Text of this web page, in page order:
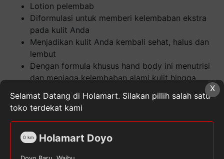
Lotion pelembab
Diformulasi untuk memberi kelembaban ekstra
pada kulit Anda
Menjadikan kulit Anda kembali sehat, halus dan
lembut
Dengan formula khusus hand body ini menutrisi
dan menjaga kelembaban alami kulit hingga
Kuantitas
Marina
Natural
Protect&Cares
Hand&Body
X
Selamat Datang di Holamart. Silakan pillih salah satu
toko terdekat kami
Holamart Doyo
0 km